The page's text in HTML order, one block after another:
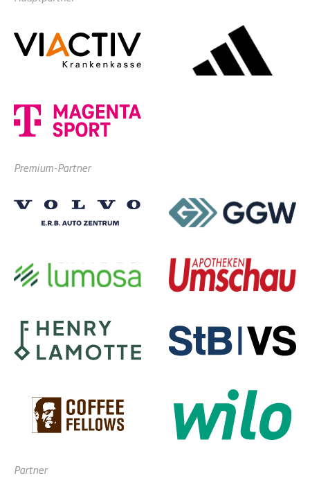
Premium-Partner
Partner